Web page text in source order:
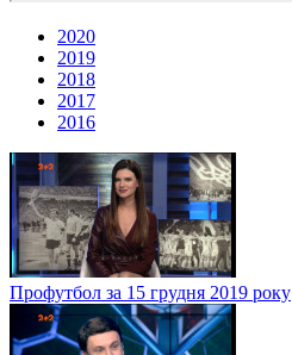
2020
2019
2018
2017
2016
Профутбол за 15 грудня 2019 року